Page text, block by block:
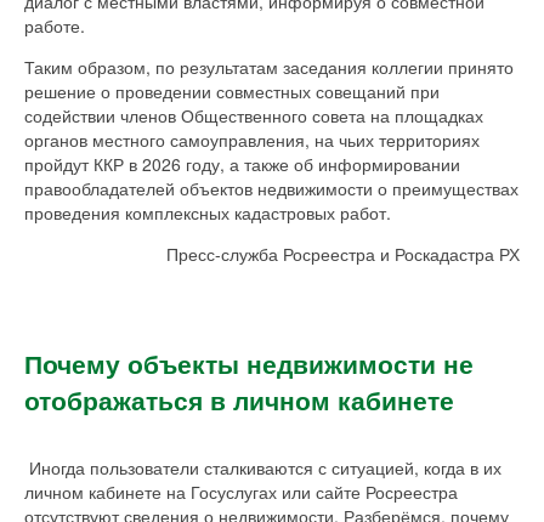
работе.
Таким образом, по результатам заседания коллегии принято
решение о проведении совместных совещаний при
содействии членов Общественного совета на площадках
органов местного самоуправления, на чьих территориях
пройдут ККР в 2026 году, а также об информировании
правообладателей объектов недвижимости о преимуществах
проведения комплексных кадастровых работ.
Пресс-служба Росреестра и Роскадастра РХ
Почему объекты недвижимости не
отображаться в личном кабинете
Иногда пользователи сталкиваются с ситуацией, когда в их
личном кабинете на Госуслугах или сайте Росреестра
отсутствуют сведения о недвижимости. Разберёмся, почему